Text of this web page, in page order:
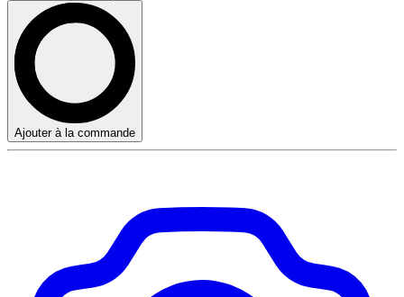
Ajouter à la commande